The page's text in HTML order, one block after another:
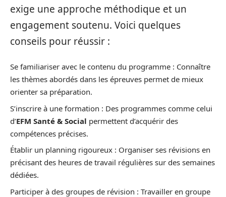
exige une approche méthodique et un
engagement soutenu. Voici quelques
conseils pour réussir :
Se familiariser avec le contenu du programme : Connaître
les thèmes abordés dans les épreuves permet de mieux
orienter sa préparation.
S’inscrire à une formation : Des programmes comme celui
d’EFM Santé & Social permettent d’acquérir des
compétences précises.
Établir un planning rigoureux : Organiser ses révisions en
précisant des heures de travail régulières sur des semaines
dédiées.
Participer à des groupes de révision : Travailler en groupe